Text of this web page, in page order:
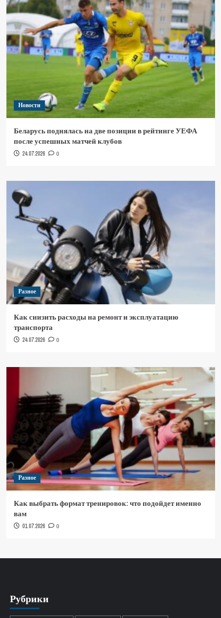
Новости
Беларусь поднялась на две позиции в рейтинге УЕФА
после успешных матчей клубов
24.07.2026 0
Разное
Как снизить расходы на ремонт и эксплуатацию
транспорта
24.07.2026 0
Разное
Как выбрать формат тренировок: что подойдет именно
вам
01.07.2026 0
Рубрики